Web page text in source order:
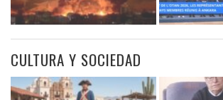
CULTURA Y SOCIEDAD